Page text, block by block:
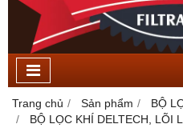
Trang chủ Sản phẩm
BỘ
BỘ LỌC KHÍ DELTECH, LÕI